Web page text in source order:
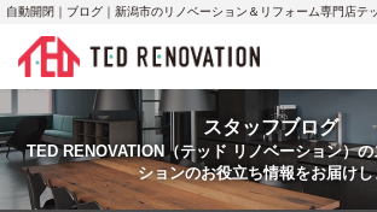
自動開閉｜ブログ｜新潟市のリノベーション＆リフォーム専門店テ
スタッフブログ
TED RENOVATION（テッド リノベーション）
ションのお役立ち情報をお届けし